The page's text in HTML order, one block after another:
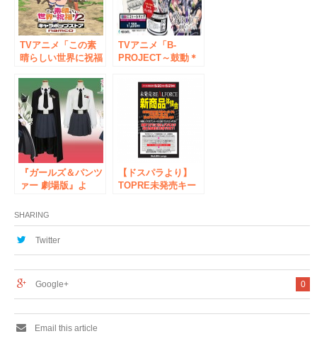
「Game*Spark」が
協同でゲームコミュ
ニティを支援
TVアニメ「この素
晴らしい世界に祝福
ショップを初開催
6月1日東京を皮切り
に、愛知、大阪で順
次オープン！ 8月
は描き下ろしイラス
トをひっさげて
「C3TOKYO2017」
にも出展
TVアニメ「B-
PROJECT～鼓動＊
【JOY CAN
PREMIUM】と【エ
コトートバッグ】の
発売が決定！ 全面
ラッピングされた
JOY CAN専用自動
販売機も登場です！
『ガールズ＆パンツ
ァー 劇場版』よ
高校女子制服」がコ
スパティオから登
場！
【ドスパラより】
TOPRE未発売キー
Loungeにて開催
SHARING
Twitter
0
Google+
Email this article